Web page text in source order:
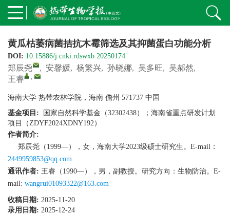
黄瓜枯萎病菌拮抗木霉筛选及其抑菌蛋白功能分析
DOI: 10.15886/j.cnki.rdswxb.20250174
郑辰尧 , 安馨媛, 杨繁兴, 孙晓娜, 吴多旺, 吴郝然,
王睿
,
海南大学 热带农林学院，海南 儋州 571737 中国
基金项目: 国家自然科学基金（32302438）；海南省重点研发计划
项目（ZDYF2024XDNY192）
作者简介:
郑辰尧（1999—），女，海南大学2023级硕士研究生。E-mail：
2449959853@qq.com
通讯作者: 王睿（1990—），男，副教授。研究方向：生物防治。E-
mail: wangrui01093322@163.com
收稿日期: 2025-11-20
录用日期: 2025-12-24